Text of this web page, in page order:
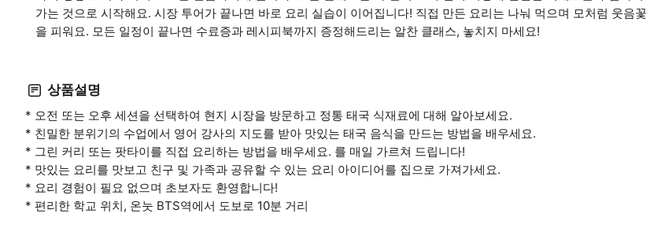
가는 것으로 시작해요. 시장 투어가 끝나면 바로 요리 실습이 이어집니다! 직접 만든 요리는 나눠 먹으며 모처럼 웃음꽃
을 피워요. 모든 일정이 끝나면 수료증과 레시피북까지 증정해드리는 알찬 클래스, 놓치지 마세요!
상품설명
* 오전 또는 오후 세션을 선택하여 현지 시장을 방문하고 정통 태국 식재료에 대해 알아보세요.
* 친밀한 분위기의 수업에서 영어 강사의 지도를 받아 맛있는 태국 음식을 만드는 방법을 배우세요.
* 그린 커리 또는 팟타이를 직접 요리하는 방법을 배우세요. 를 매일 가르쳐 드립니다!
* 맛있는 요리를 맛보고 친구 및 가족과 공유할 수 있는 요리 아이디어를 집으로 가져가세요.
* 요리 경험이 필요 없으며 초보자도 환영합니다!
* 편리한 학교 위치, 온눗 BTS역에서 도보로 10분 거리